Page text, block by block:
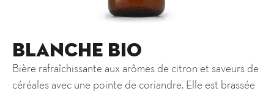
Blanche Bio
Bière rafraîchissante aux arômes de citron et saveurs de
céréales avec une pointe de coriandre. Elle est brassée